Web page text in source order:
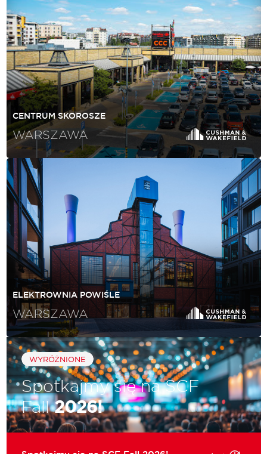
CENTRUM SKOROSZE
WARSZAWA
ELEKTROWNIA POWIŚLE
WARSZAWA
WYRÓŻNIONE
Spotkajmy się na SCF
Fall2026!